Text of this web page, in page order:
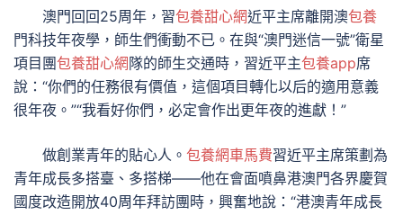
澳門回回25周年，習包養甜心網近平主席離開澳包養
門科技年夜學，師生們衝動不已。在與“澳門迷信一號”衛星
項目團包養甜心網 隊的師生交通時，習近平主包養app席
說：“你們的任務很有價值，這個項目轉化以后的適用意義
很年夜。”“我看好你們，必定會作出更年夜的進獻！”
做創業青年的貼心人。 包養網車馬費習近平主席策劃為
青年成長多搭臺、多搭梯——他在會面噴鼻港澳門各界慶賀
國度改造開放40周年拜訪團時，興奮地說：“港澳青年成長